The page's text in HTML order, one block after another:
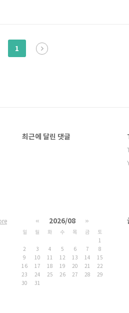
정이 떨어져서.. 등등 다양한 원인으
수는 없습니다. 아랫집 -손배청구->
1
최근에 달린 댓글
« 2026/08 »
일 월 화 수 목 금
토
1
2
3 4 5 6 7
8
9
10 11 12 13 14
15
16
17 18 19 20 21
22
23
24 25 26 27 28
29
30
31